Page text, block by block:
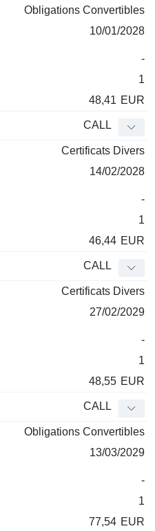
Obligations Convertibles
10/01/2028
-
1
48,41 EUR
CALL
Certificats Divers
14/02/2028
-
1
46,44 EUR
CALL
Certificats Divers
27/02/2029
-
1
48,55 EUR
CALL
Obligations Convertibles
13/03/2029
-
1
77,54 EUR